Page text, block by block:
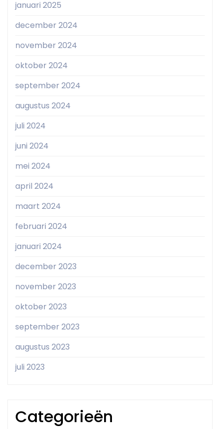
januari 2025
december 2024
november 2024
oktober 2024
september 2024
augustus 2024
juli 2024
juni 2024
mei 2024
april 2024
maart 2024
februari 2024
januari 2024
december 2023
november 2023
oktober 2023
september 2023
augustus 2023
juli 2023
Categorieën